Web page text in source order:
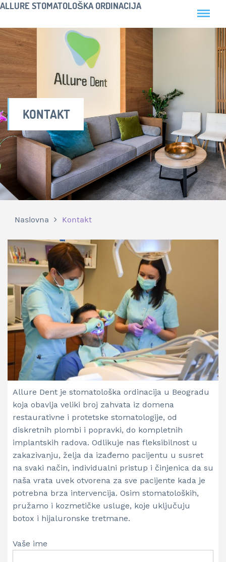
ALLURE STOMATOLOŠKA ORDINACIJA
KONTAKT
Naslovna Kontakt
Allure Dent je stomatološka ordinacija u Beogradu
koja obavlja veliki broj zahvata iz domena
restaurativne i protetske stomatologije, od
diskretnih plombi i popravki, do kompletnih
implantskih radova. Odlikuje nas fleksibilnost u
zakazivanju, želja da izađemo pacijentu u susret
na svaki način, individualni pristup i činjenica da su
naša vrata uvek otvorena za sve pacijente kada je
potrebna brza intervencija. Osim stomatoloških,
pružamo i kozmetičke usluge, koje uključuju
botox i hijaluronske tretmane.
Vaše ime